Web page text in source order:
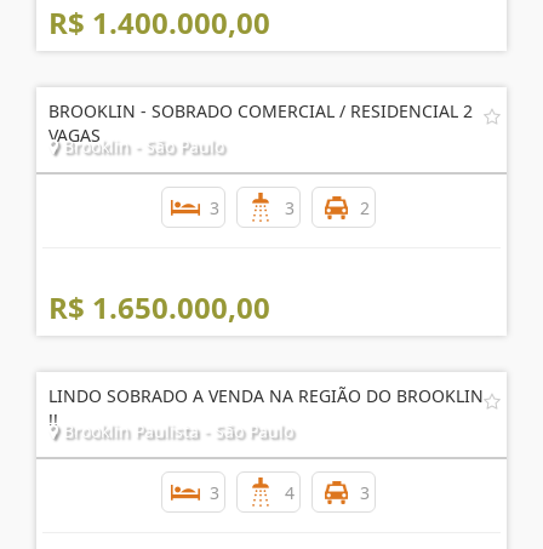
R$ 1.400.000,00
BROOKLIN - SOBRADO COMERCIAL / RESIDENCIAL 2
VAGAS
Brooklin - São Paulo
3 3 2
R$ 1.650.000,00
LINDO SOBRADO A VENDA NA REGIÃO DO BROOKLIN
!!Brooklin Paulista - São Paulo
3 4 3